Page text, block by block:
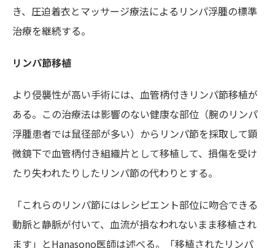
き、圧迫着衣とマッサージ療法によるリンパ浮腫の標準
治療を継続する。
リンパ節移植
より侵襲性が高い手術には、血管柄付きリンパ節移植が
ある。この治療法は影響のない健康な部位（腕のリンパ
浮腫患者では鼠径部が多い）からリンパ節を採取して顕
微鏡下で血管柄付き組織片として移植して、損傷を受け
たり失われたりしたリンパ節の代わりとする。
「これらのリンパ節にはレシピエント部位に吻合できる
動脈と静脈が付いて、血流が損なわれないまま移植され
ます」とHanasono医師は述べる。「移植されたリンパ